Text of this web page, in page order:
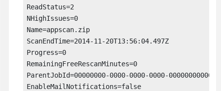
ReadStatus=2
NHighIssues=0
Name=appscan.zip
ScanEndTime=2014-11-20T13:56:04.497Z
Progress=0
RemainingFreeRescanMinutes=0
ParentJobId=00000000-0000-0000-0000-000000000000
EnableMailNotifications=false